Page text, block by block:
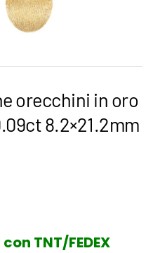
orecchini in oro
8.2×21.2mm
TNT/FEDEX